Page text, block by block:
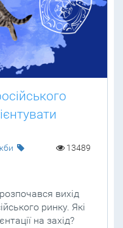
13489
вихід
ринку. Які
на захід?